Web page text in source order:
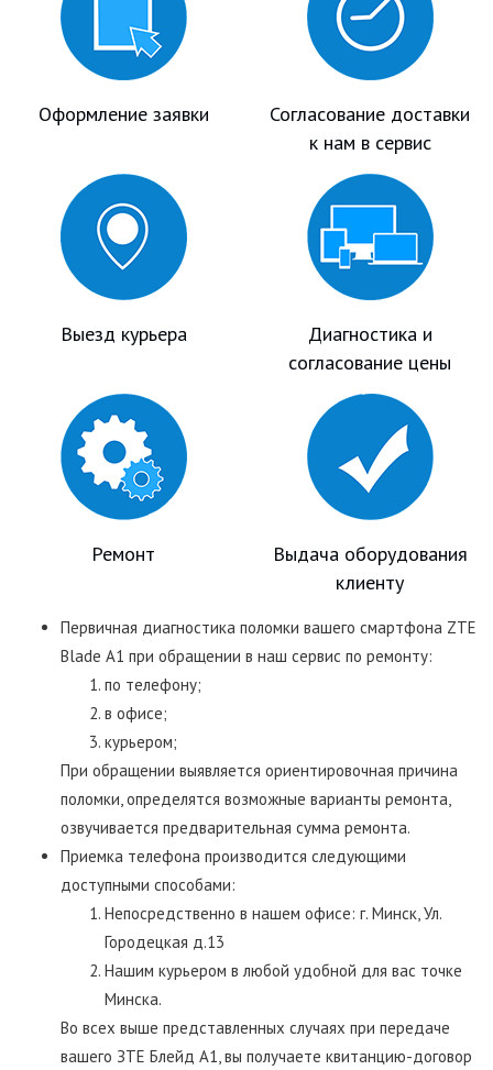
Оформление заявки
Согласование доставки
к нам в сервис
Выезд курьера
Диагностика и
согласование цены
Ремонт
Выдача оборудования
клиенту
Первичная диагностика поломки вашего смартфона ZTE
Blade A1 при обращении в наш сервис по ремонту:
по телефону;
в офисе;
курьером;
При обращении выявляется ориентировочная причина
поломки, определятся возможные варианты ремонта,
озвучивается предварительная сумма ремонта.
Приемка телефона производится следующими
доступными способами:
Непосредственно в нашем офисе: г. Минск, Ул.
Городецкая д.13
Нашим курьером в любой удобной для вас точке
Минска.
Во всех выше представленных случаях при передаче
вашего ЗТЕ Блейд А1, вы получаете квитанцию-договор